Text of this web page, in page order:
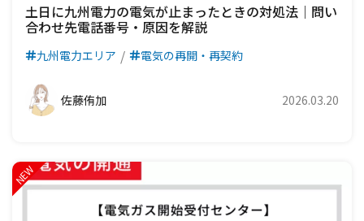
土日に九州電力の電気が止まったときの対処法｜問い
合わせ先電話番号・原因を解説
九州電力エリア 電気の再開・再契約
佐藤侑加 2026.03.20